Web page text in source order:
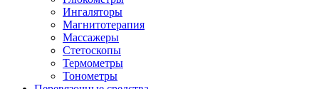
Ингаляторы
Магнитотерапия
Массажеры
Стетоскопы
Термометры
Тонометры